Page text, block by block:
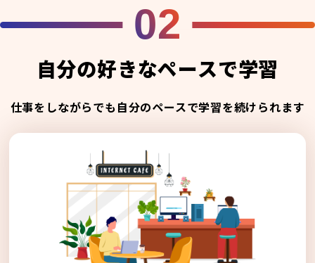
02
自分の好きなペースで学習
仕事をしながらでも自分のペースで学習を続けられます